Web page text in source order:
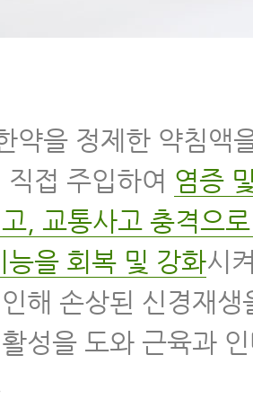
약을 정제한 약침액
접 주입하여 염증
, 교통사고 충격으
능을 회복 및 강화시
해 손상된 신경재생
성을 도와 근육과